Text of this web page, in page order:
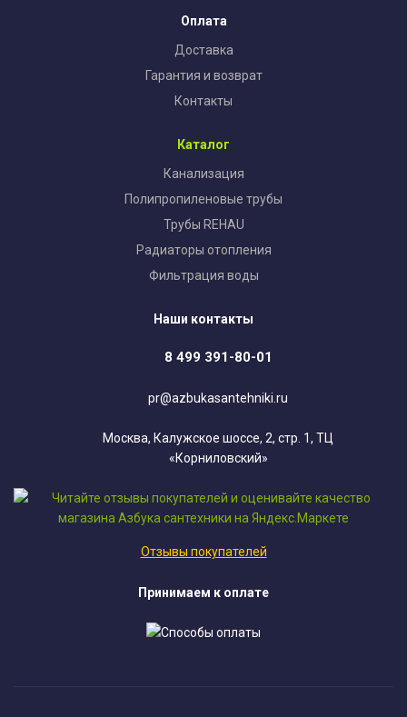
Оплата
Доставка
Гарантия и возврат
Контакты
Каталог
Канализация
Полипропиленовые трубы
Трубы REHAU
Радиаторы отопления
Фильтрация воды
Наши контакты
8 499 391-80-01
pr@azbukasantehniki.ru
Москва, Калужское шоссе, 2, стр. 1, ТЦ
«Корниловский»
Отзывы покупателей
Принимаем к оплате